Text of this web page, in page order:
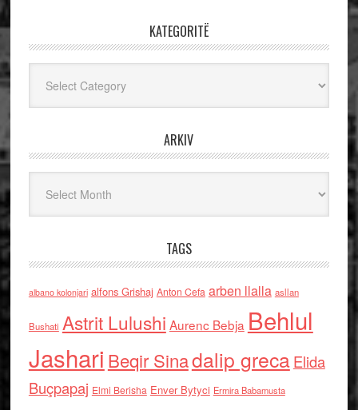
KATEGORITË
ARKIV
TAGS
albano kolonjari alfons Grishaj Anton Cefa arben llalla asllan
Bushati Astrit Lulushi Aurenc Bebja Behlul
Jashari Beqir Sinadalip grecaElida
Buçpapaj Elmi Berisha Enver Bytyci Ermira Babamusta